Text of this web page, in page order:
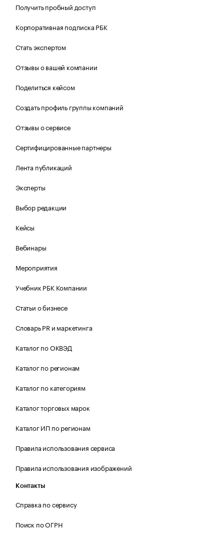
Получить пробный доступ
Корпоративная подписка РБК
Стать экспертом
Отзывы о вашей компании
Поделиться кейсом
Создать профиль группы компаний
Отзывы о сервисе
Сертифицированные партнеры
Лента публикаций
Эксперты
Выбор редакции
Кейсы
Вебинары
Мероприятия
Учебник РБК Компании
Статьи о бизнесе
Словарь PR и маркетинга
Каталог по ОКВЭД
Каталог по регионам
Каталог по категориям
Каталог торговых марок
Каталог ИП по регионам
Правила использования сервиса
Правила использования изображений
Контакты
Справка по сервису
Поиск по ОГРН